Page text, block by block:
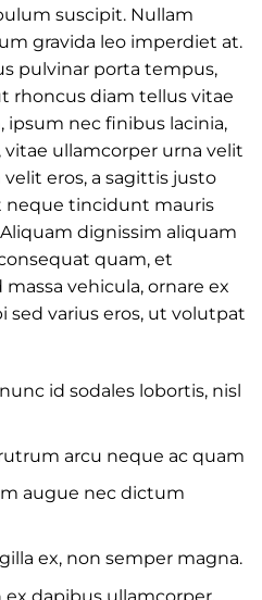
suscipit. Nullam
gravida leo imperdiet at.
pulvinar porta tempus,
rhoncus diam tellus vitae
ipsum nec finibus lacinia,
ullamcorper urna velit
eros, a sagittis justo
neque tincidunt mauris
dignissim aliquam
quam, et
vehicula, ornare ex
sed varius eros, ut volutpat
id sodales lobortis, nisl
arcu neque ac quam
augue nec dictum
ex, non semper magna.
dapibus ullamcorper.